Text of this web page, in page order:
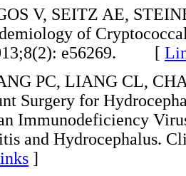
V, SEITZ AE,
of
e56269. [
PC, LIANG CL,
Surgery for
Immunodeficiency
and Hydrocephalus.
]